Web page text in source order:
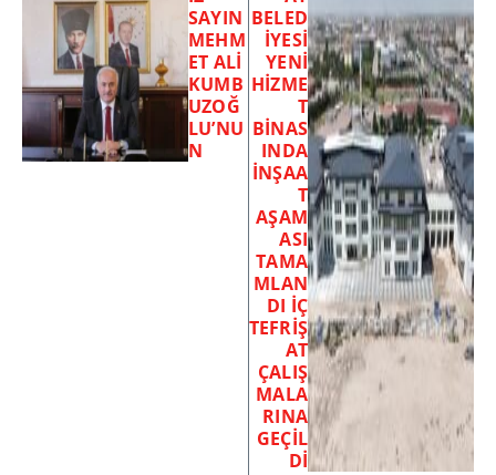
SAYIN
MEHM
ET ALİ
KUMB
UZOĞ
LU’NU
N
BELED
İYESİ
YENİ
HİZME
T
BİNAS
INDA
İNŞAA
T
AŞAM
ASI
TAMA
MLAN
DI İÇ
TEFRİŞ
AT
ÇALIŞ
MALA
RINA
GEÇİL
Dİ